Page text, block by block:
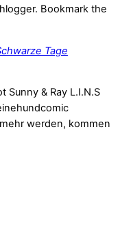
Bookmark the
Tage
Sunny & Ray L.I.N.S
werden, kommen